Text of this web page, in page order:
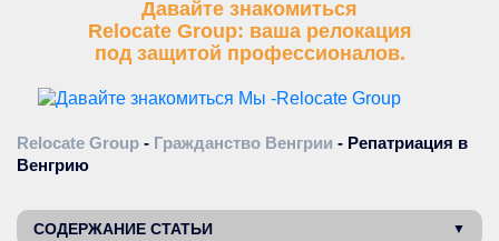
Давайте знакомиться
Relocate Group: ваша релокация
под защитой профессионалов.
Relocate Group - Гражданство Венгрии - Репатриация в
Венгрию
СОДЕРЖАНИЕ СТАТЬИ